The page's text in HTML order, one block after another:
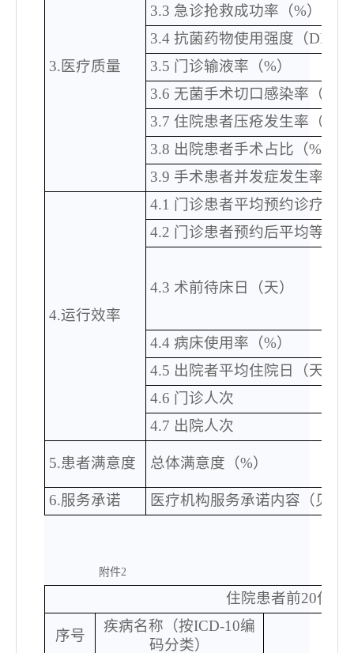
3.医疗质量
3.3 急诊抢救成功率（%）
3.4 抗菌药物使用强度（DDDs
3.5 门诊输液率（%）
3.6 无菌手术切口感染率（%）
3.7 住院患者压疮发生率（%）
3.8 出院患者手术占比（%）
3.9 手术患者并发症发生率（
4.运行效率
4.1 门诊患者平均预约诊疗率
4.2 门诊患者预约后平均等待
4.3 术前待床日（天）
4.4 病床使用率（%）
4.5 出院者平均住院日（天）
4.6 门诊人次
4.7 出院人次
5.患者满意度 总体满意度（%）
6.服务承诺 医疗机构服务承诺内容（见附
附件2
住院患者前20位单
序号
疾病名称（按ICD-10编
码分类）